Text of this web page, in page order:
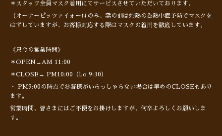
＊スタッフ全員マスク着用にてサービスさせていただいております。
（オーナーピッツァイォーロのみ、窯の前は灼熱の為熱中症予防でマスクを
はずしていますが、お客様対応する際はマスクの着用を徹底しています。
《只今の営業時間》
＊OPEN→AM 11:00
＊CLOSE→ PM10:00（l.o 9:30）
・ PM9:00の時点でお客様がいらっしゃらない場合は早めのCLOSEもあり
ます。
営業時間、皆さまにはご不便をお掛けしますが、何卒よろしくお願いしま
す。